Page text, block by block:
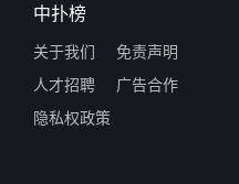
中扑榜
关于我们
免责声明
人才招聘
广告合作
隐私权政策